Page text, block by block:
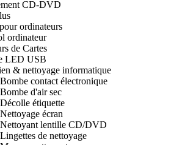
CD-DVD
ordinateurs
ordinateur
de Cartes
LED USB
& nettoyage informatique
Bombe contact électronique
Bombe d'air sec
Décolle étiquette
Nettoyage écran
Nettoyant lentille CD/DVD
Lingettes de nettoyage